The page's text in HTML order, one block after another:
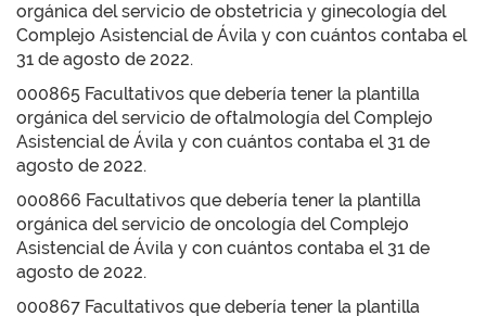
orgánica del servicio de obstetricia y ginecología del
Complejo Asistencial de Ávila y con cuántos contaba el
31 de agosto de 2022.
000865 Facultativos que debería tener la plantilla
orgánica del servicio de oftalmología del Complejo
Asistencial de Ávila y con cuántos contaba el 31 de
agosto de 2022.
000866 Facultativos que debería tener la plantilla
orgánica del servicio de oncología del Complejo
Asistencial de Ávila y con cuántos contaba el 31 de
agosto de 2022.
000867 Facultativos que debería tener la plantilla